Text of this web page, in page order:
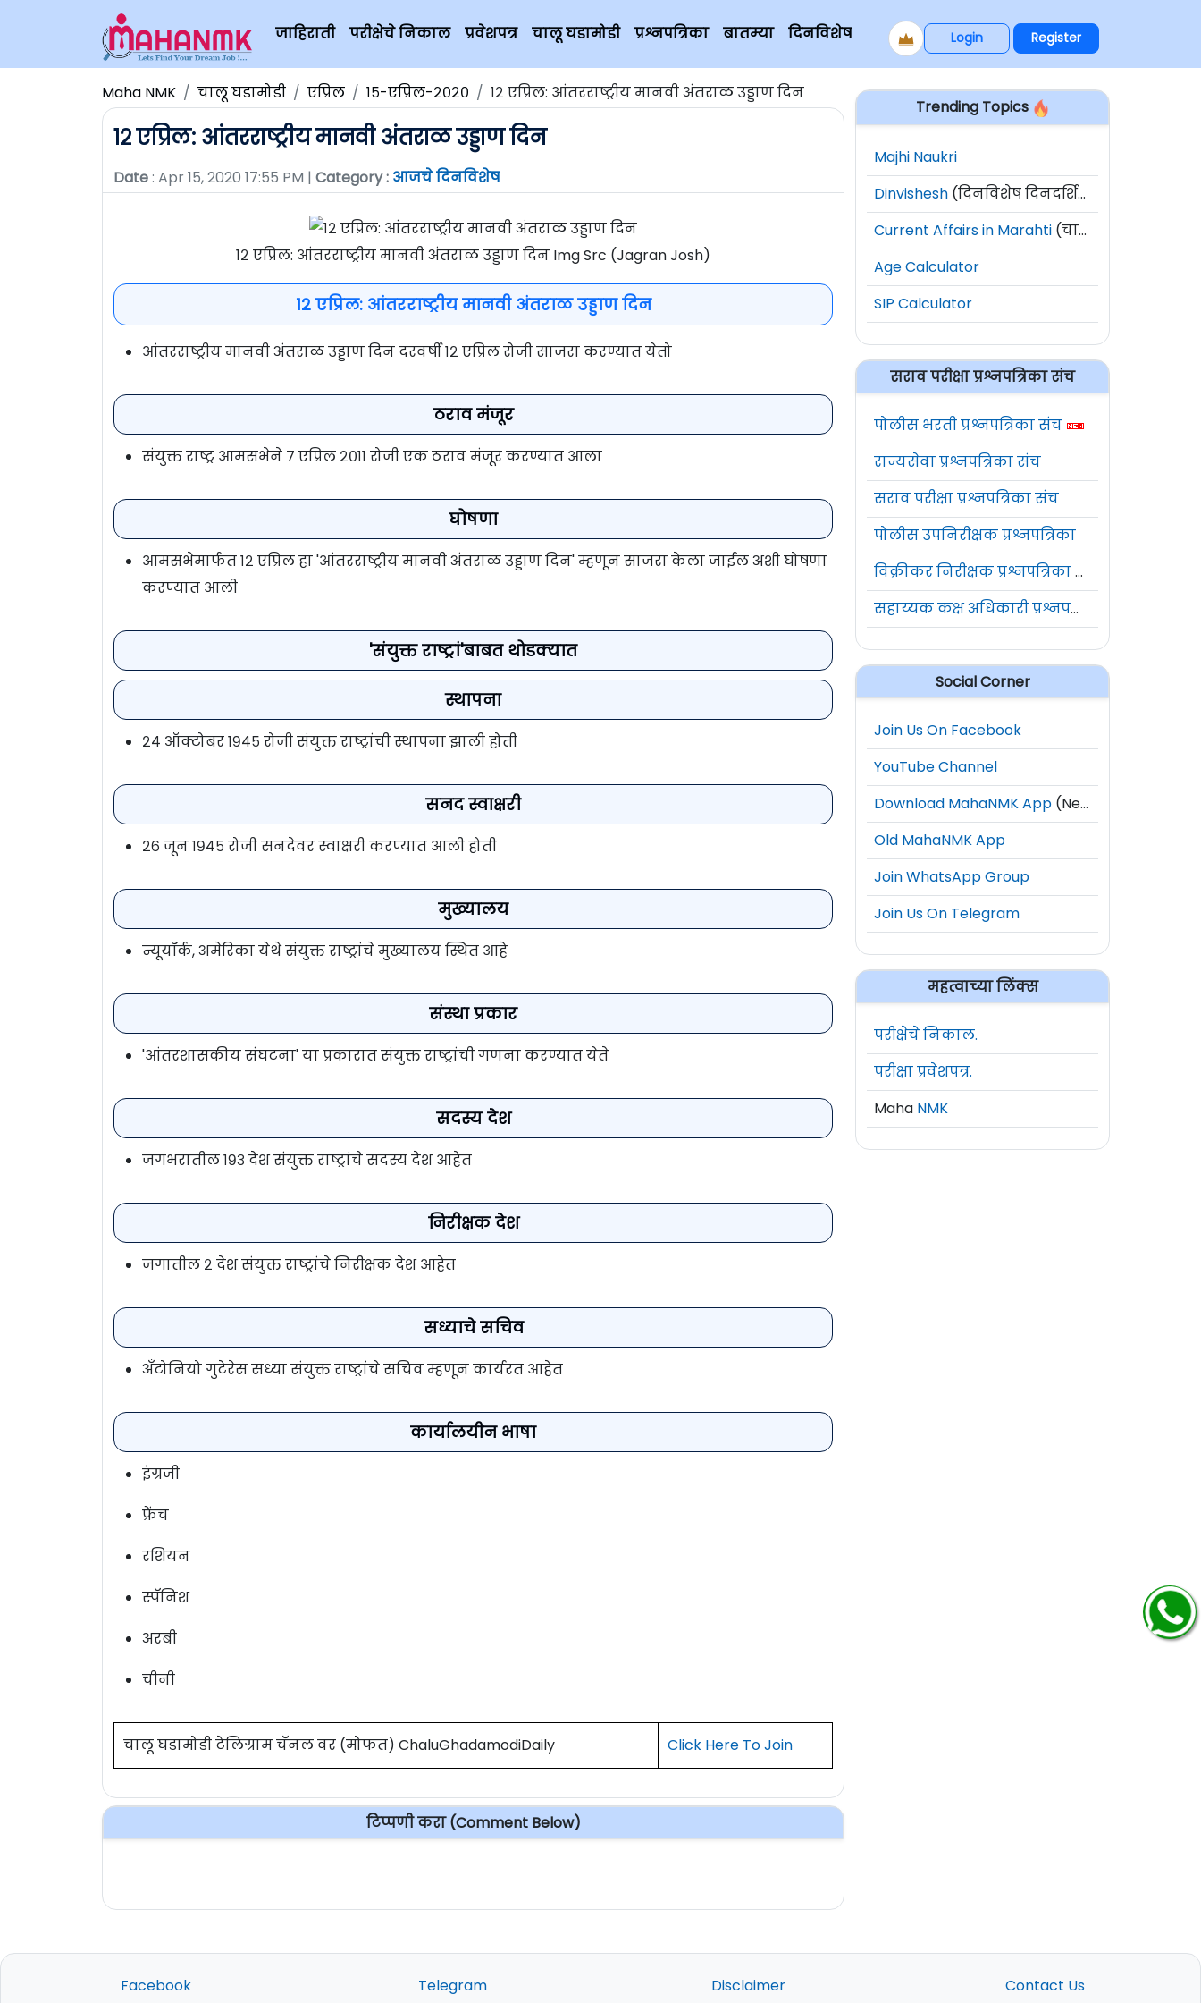
जाहिराती परीक्षेचे निकाल प्रवेशपत्र चालू घडामोडी प्रश्नपत्रिका बातम्या दिनविशेष Login Register
Maha NMK चालू घडामोडी एप्रिल १५-एप्रिल-२०२० १२ एप्रिल: आंतरराष्ट्रीय मानवी अंतराळ उड्डाण दिन
१२ एप्रिल: आंतरराष्ट्रीय मानवी अंतराळ उड्डाण दिन
Date: Apr 15, 2020 17:55 PM | Category : आजचे दिनविशेष
१२ एप्रिल: आंतरराष्ट्रीय मानवी अंतराळ उड्डाण दिन Img Src (Jagran Josh)
१२ एप्रिल: आंतरराष्ट्रीय मानवी अंतराळ उड्डाण दिन
आंतरराष्ट्रीय मानवी अंतराळ उड्डाण दिन दरवर्षी १२ एप्रिल रोजी साजरा करण्यात येतो
ठराव मंजूर
संयुक्त राष्ट्र आमसभेने ७ एप्रिल २०११ रोजी एक ठराव मंजूर करण्यात आला
घोषणा
आमसभेमार्फत १२ एप्रिल हा 'आंतरराष्ट्रीय मानवी अंतराळ उड्डाण दिन' म्हणून साजरा केला जाईल अशी घोषणा
करण्यात आली
'संयुक्त राष्ट्रां'बाबत थोडक्यात
स्थापना
२४ ऑक्टोबर १९४५ रोजी संयुक्त राष्ट्रांची स्थापना झाली होती
सनद स्वाक्षरी
२६ जून १९४५ रोजी सनदेवर स्वाक्षरी करण्यात आली होती
मुख्यालय
न्यूयॉर्क, अमेरिका येथे संयुक्त राष्ट्रांचे मुख्यालय स्थित आहे
संस्था प्रकार
'आंतरशासकीय संघटना' या प्रकारात संयुक्त राष्ट्रांची गणना करण्यात येते
सदस्य देश
जगभरातील १९३ देश संयुक्त राष्ट्रांचे सदस्य देश आहेत
निरीक्षक देश
जगातील २ देश संयुक्त राष्ट्रांचे निरीक्षक देश आहेत
सध्याचे सचिव
अँटोनियो गुटेरेस सध्या संयुक्त राष्ट्रांचे सचिव म्हणून कार्यरत आहेत
कार्यालयीन भाषा
इंग्रजी
फ्रेंच
रशियन
स्पॅनिश
अरबी
चीनी
चालू घडामोडी टेलिग्राम चॅनल वर (मोफत) ChaluGhadamodiDaily Click Here To Join
टिप्पणी करा (Comment Below)
Trending Topics
Majhi Naukri
Dinvishesh (दिनविशेष दिनदर्शिका)
Current Affairs in Marahti (चालू घडामोडी)
Age Calculator
SIP Calculator
सराव परीक्षा प्रश्नपत्रिका संच
पोलीस भरती प्रश्नपत्रिका संच
राज्यसेवा प्रश्नपत्रिका संच
सराव परीक्षा प्रश्नपत्रिका संच
पोलीस उपनिरीक्षक प्रश्नपत्रिका
विक्रीकर निरीक्षक प्रश्नपत्रिका संच
सहाय्यक कक्ष अधिकारी प्रश्नपत्रिका संच
Social Corner
Join Us On Facebook
YouTube Channel
Download MahaNMK App (New)
Old MahaNMK App
Join WhatsApp Group
Join Us On Telegram
महत्वाच्या लिंक्स
परीक्षेचे निकाल.
परीक्षा प्रवेशपत्र.
Maha NMK
Facebook Telegram Disclaimer Contact Us